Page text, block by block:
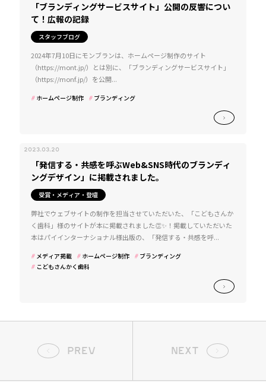
「ブランディングサービスサイト」公開の反響につい
て！広報の記録
スタッフブログ
2024年7月10日にモンブランは、ホームページ制作のサイト
（https://mont.jp/）とは別に、「ブランディングサービスサイト」
（https://monf.jp/）を公開...
ホームページ制作 ブランディング
2023.03.20
「発信する・共感を呼ぶWeb&SNS時代のブランディ
ングデザイン」に掲載されました。
受賞・メディア・登壇
弊社でウェブサイトの制作を担当させていただいた、「こどもさんか
く歯科」様のサイトが本に掲載されました👏✨！掲載していただいた
本はパイインターナショナル様出版の、「発信する・共感を呼...
メディア掲載 ホームページ制作
ブランディング
こどもさんかく歯科
PREV NEXT